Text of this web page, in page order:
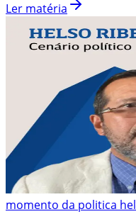
Ler matéria
momento da politica